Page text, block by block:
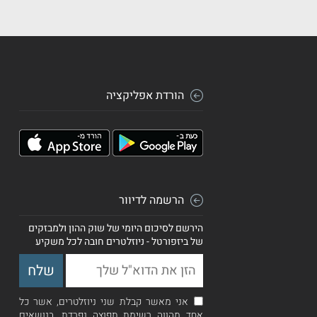
הורדת אפליקציה
הרשמה לדיוור
הירשם לסיכום היומי של שוק ההון ולמבזקים
של ביזפורטל - ניוזלטרים חובה לכל משקיע
אני מאשר קבלת שני ניוזלטרים, אשר כל